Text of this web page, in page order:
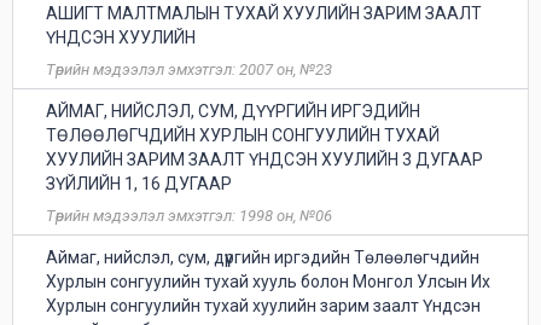
АШИГТ МАЛТМАЛЫН ТУХАЙ ХУУЛИЙН ЗАРИМ ЗААЛТ
ҮНДСЭН ХУУЛИЙН
Төрийн мэдээлэл эмхэтгэл: 2007 он, №23
АЙМАГ, НИЙСЛЭЛ, СУМ, ДҮҮРГИЙН ИРГЭДИЙН
ТӨЛӨӨЛӨГЧДИЙН ХУРЛЫН СОНГУУЛИЙН ТУХАЙ
ХУУЛИЙН ЗАРИМ ЗААЛТ ҮНДСЭН ХУУЛИЙН 3 ДУГААР
ЗҮЙЛИЙН 1, 16 ДУГААР
Төрийн мэдээлэл эмхэтгэл: 1998 он, №06
Аймаг, нийслэл, сум, дүүргийн иргэдийн Төлөөлөгчдийн
Хурлын сонгуулийн тухай хууль болон Монгол Улсын Их
Хурлын сонгуулийн тухай хуулийн зарим заалт Үндсэн